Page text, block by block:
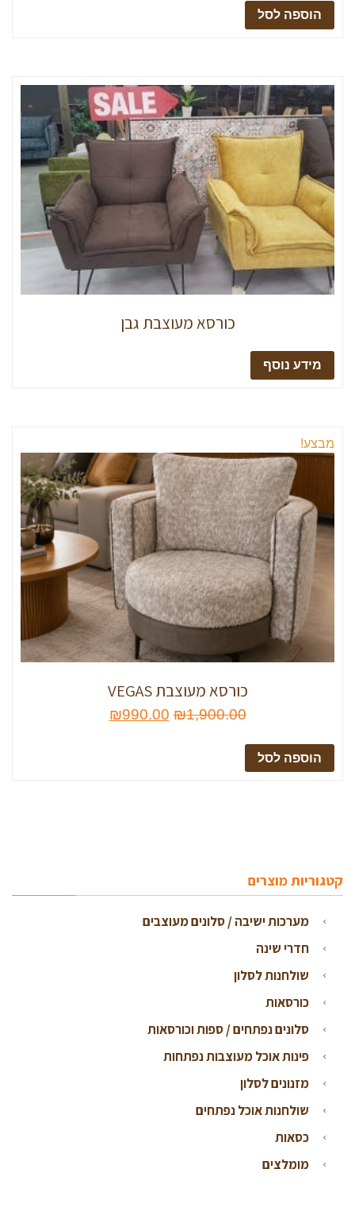
הוספה לסל
כורסא מעוצבת גבן
מידע נוסף
מבצע!
כורסא מעוצבת VEGAS
₪1,900.00
₪990.00
הוספה לסל
קטגוריות מוצרים
מערכות ישיבה / סלונים מעוצבים
חדרי שינה
שולחנות לסלון
כורסאות
סלונים נפתחים / ספות וכורסאות
פינות אוכל מעוצבות נפתחות
מזנונים לסלון
שולחנות אוכל נפתחים
כסאות
מומלצים